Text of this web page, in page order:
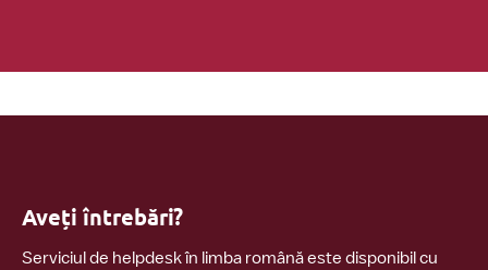
Aveți întrebări?
Serviciul de helpdesk în limba română este disponibil cu